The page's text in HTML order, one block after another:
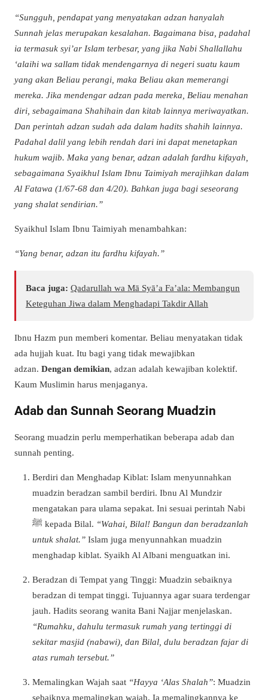
“Sungguh, pendapat yang menyatakan adzan hanyalah
Sunnah jelas merupakan kesalahan. Bagaimana bisa, padahal
ia termasuk syi’ar Islam terbesar, yang jika Nabi Shallallahu
‘alaihi wa sallam tidak mendengarnya di negeri suatu kaum
yang akan Beliau perangi, maka Beliau akan memerangi
mereka. Jika mendengar adzan pada mereka, Beliau menahan
diri, sebagaimana Shahihain dan kitab lainnya meriwayatkan.
Dan perintah adzan sudah ada dalam hadits shahih lainnya.
Padahal dalil yang lebih rendah dari ini dapat menetapkan
hukum wajib. Maka yang benar, adzan adalah fardhu kifayah,
sebagaimana Syaikhul Islam Ibnu Taimiyah merajihkan dalam
Al Fatawa (1/67-68 dan 4/20). Bahkan juga bagi seseorang
yang shalat sendirian.”
Syaikhul Islam Ibnu Taimiyah menambahkan:
“Yang benar, adzan itu fardhu kifayah.”
Baca juga: Qadarullah wa Mā Syā’a Fa’ala: Membangun
Keteguhan Jiwa dalam Menghadapi Takdir Allah
Ibnu Hazm pun memberi komentar. Beliau menyatakan tidak
ada hujjah kuat. Itu bagi yang tidak mewajibkan
adzan. Dengan demikian, adzan adalah kewajiban kolektif.
Kaum Muslimin harus menjaganya.
Adab dan Sunnah Seorang Muadzin
Seorang muadzin perlu memperhatikan beberapa adab dan
sunnah penting.
Berdiri dan Menghadap Kiblat: Islam menyunnahkan
muadzin beradzan sambil berdiri. Ibnu Al Mundzir
mengatakan para ulama sepakat. Ini sesuai perintah Nabi
ﷺ kepada Bilal. “Wahai, Bilal! Bangun dan beradzanlah
untuk shalat.” Islam juga menyunnahkan muadzin
menghadap kiblat. Syaikh Al Albani menguatkan ini.
Beradzan di Tempat yang Tinggi: Muadzin sebaiknya
beradzan di tempat tinggi. Tujuannya agar suara terdengar
jauh. Hadits seorang wanita Bani Najjar menjelaskan.
“Rumahku, dahulu termasuk rumah yang tertinggi di
sekitar masjid (nabawi), dan Bilal, dulu beradzan fajar di
atas rumah tersebut.”
Memalingkan Wajah saat “Hayya ‘Alas Shalah”: Muadzin
sebaiknya memalingkan wajah. Ia memalingkannya ke